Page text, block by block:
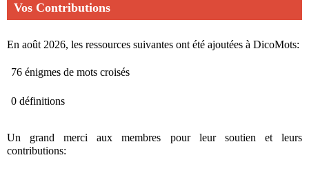
Vos Contributions
En août 2026, les ressources suivantes ont été ajoutées à DicoMots:
76 énigmes de mots croisés
0 définitions
Un grand merci aux membres pour leur soutien et leurs
contributions: